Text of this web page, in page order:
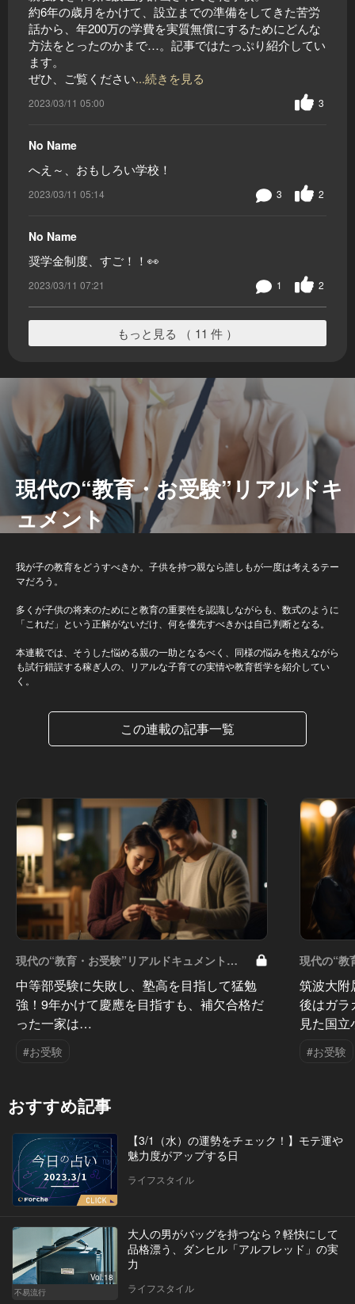
約6年の歳月をかけて、設立までの準備をしてきた苦労
話から、年200万の学費を実質無償にするためにどんな
方法をとったのかまで…。記事ではたっぷり紹介してい
ます。
ぜひ、ご覧ください...続きを見る
2023/03/11 05:00 3
No Name
へえ～、おもしろい学校！
2023/03/11 05:14 2
3
No Name
奨学金制度、すご！！👀
2023/03/11 07:21 2
1
もっと見る （ 11 件 ）
現代の“教育・お受験”リアルドキ
ュメント
我が子の教育をどうすべきか。子供を持つ親なら誰しもが一度は考えるテー
マだろう。
多くが子供の将来のためにと教育の重要性を認識しながらも、数式のように
「これだ」という正解がないだけ、何を優先すべきかは自己判断となる。
本連載では、そうした悩める親の一助となるべく、同様の悩みを抱えながら
も試行錯誤する稼ぎ人の、リアルな子育ての実情や教育哲学を紹介してい
く。
この連載の記事一覧
現代の“教育・お受験”リアルドキュメント
Vol.50
中等部受験に失敗し、塾高を目指して猛勉
強！9年かけて慶應を目指すも、補欠合格だ
った一家は…
#お受験
現代の“教
Vol.49
筑波大附
後はガラ
見た国
#お受験
おすすめ記事
【3/1（水）の運勢をチェック！】モテ運や
魅力度がアップする日
ライフスタイル
Vol.18
不易流行
大人の男がバッグを持つなら？軽快にして
品格漂う、ダンヒル「アルフレッド」の実
力
ライフスタイル